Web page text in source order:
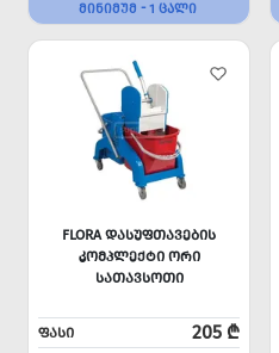
ᲛᲘᲜᲘᲛᲣᲛ - 1 ᲪᲐᲚᲘ
FLORA ᲓᲐᲡᲣᲤᲗᲐᲕᲔᲑᲘᲡ
ᲙᲝᲛᲞᲚᲔᲥᲢᲘ ᲝᲠᲘ
ᲡᲐᲗᲐᲕᲡᲝᲗᲘ
ᲤᲐᲡᲘ 205 ₾